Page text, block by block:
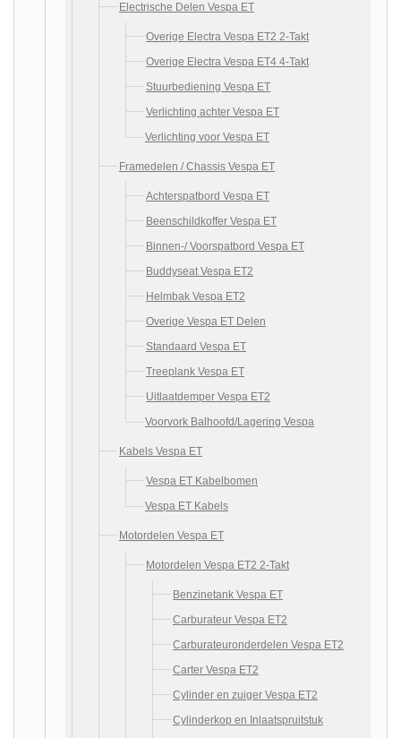
Electrische Delen Vespa ET
Overige Electra Vespa ET2 2-Takt
Overige Electra Vespa ET4 4-Takt
Stuurbediening Vespa ET
Verlichting achter Vespa ET
Verlichting voor Vespa ET
Framedelen / Chassis Vespa ET
Achterspatbord Vespa ET
Beenschildkoffer Vespa ET
Binnen-/ Voorspatbord Vespa ET
Buddyseat Vespa ET2
Helmbak Vespa ET2
Overige Vespa ET Delen
Standaard Vespa ET
Treeplank Vespa ET
Uitlaatdemper Vespa ET2
Voorvork Balhoofd/Lagering Vespa
Kabels Vespa ET
Vespa ET Kabelbomen
Vespa ET Kabels
Motordelen Vespa ET
Motordelen Vespa ET2 2-Takt
Benzinetank Vespa ET
Carburateur Vespa ET2
Carburateuronderdelen Vespa ET2
Carter Vespa ET2
Cylinder en zuiger Vespa ET2
Cylinderkop en Inlaatspruitstuk